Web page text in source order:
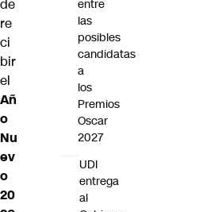
de
re
ci
bir
el
Añ
o
Nu
ev
o
20
entre
las
posibles
candidatas
a
los
Premios
Oscar
2027
UDI
entrega
al